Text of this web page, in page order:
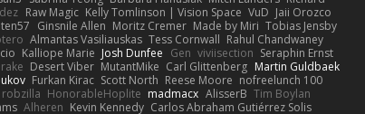
Raw Magic Kelly Tomlinson | Vision Space VuD Jaii Orozco
Ginsnile Allen Moritz Cremer Made by Miri Tobias Jensby
Almantas Vasiliauskas Tess Cornwall Rahul Chandwaney
Kalliope Marie Josh Dunfee Gen viviisection Seraphin Ernst
Desert Viber MutantMike Carl Glittenberg Martin Guldbaek
Furkan Kirac Scott North Reese Moore nofreelunch 100
robzilla HonorableHoplite madmacx AlisserB Tim Boylan
Alheren Kevin Kennedy Carlos Abraham Gutiérrez Solis